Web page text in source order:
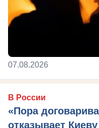
07.08.2026
В России
«Пора
отказывает